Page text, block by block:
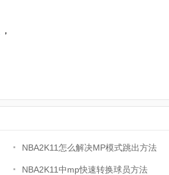
，
NBA2K11怎么解决MP模式跳出方法
NBA2K11中mp快速转换球员方法